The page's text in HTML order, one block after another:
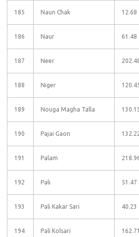
185 Naun Chak 12.68
186 Naur 61.48
187 Neer
188 Niger
189 Nouga Magha Talla 130.13
190 Pajai Gaon
191 Palam
192 Pali 51.47
193 Pali Kakar Sari 40.23
194 Pali Kolsari 162.71